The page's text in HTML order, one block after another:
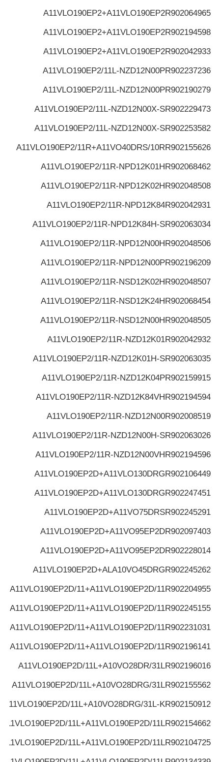
R902064965
A11VLO190EP2+A11VLO190EP2
R902194598
A11VLO190EP2+A11VLO190EP2
R902042933
A11VLO190EP2+A11VLO190EP2
R902237236
A11VLO190EP2/11L-NZD12N00P
R902190279
A11VLO190EP2/11L-NZD12N00P
R902229473
A11VLO190EP2/11L-NZD12N00X-S
R902253582
A11VLO190EP2/11L-NZD12N00X-S
R902155626
A11VLO190EP2/11R+A11VO40DRS/10R
R902068462
A11VLO190EP2/11R-NPD12K01H
R902048508
A11VLO190EP2/11R-NPD12K02H
R902042931
A11VLO190EP2/11R-NPD12K84
R902063034
A11VLO190EP2/11R-NPD12K84H-S
R902048506
A11VLO190EP2/11R-NPD12N00H
R902196209
A11VLO190EP2/11R-NPD12N00P
R902048507
A11VLO190EP2/11R-NSD12K02H
R902068454
A11VLO190EP2/11R-NSD12K24H
R902048505
A11VLO190EP2/11R-NSD12N00H
R902042932
A11VLO190EP2/11R-NZD12K01
R902063035
A11VLO190EP2/11R-NZD12K01H-S
R902159915
A11VLO190EP2/11R-NZD12K04P
R902194594
A11VLO190EP2/11R-NZD12K84VH
R902008519
A11VLO190EP2/11R-NZD12N00
R902063026
A11VLO190EP2/11R-NZD12N00H-S
R902194596
A11VLO190EP2/11R-NZD12N00VH
R902106449
A11VLO190EP2D+A11VLO130DRG
R902247451
A11VLO190EP2D+A11VLO130DRG
R902245291
A11VLO190EP2D+A11VO75DRS
R902097403
A11VLO190EP2D+A11VO95EP2D
R902228014
A11VLO190EP2D+A11VO95EP2D
R902245262
A11VLO190EP2D+ALA10VO45DRG
R902204955
A11VLO190EP2D/11+A11VLO190EP2D/11
R902245155
A11VLO190EP2D/11+A11VLO190EP2D/11
R902231031
A11VLO190EP2D/11+A11VLO190EP2D/11
R902196141
A11VLO190EP2D/11+A11VLO190EP2D/11
R902196016
A11VLO190EP2D/11L+A10VO28DR/31L
R902155562
A11VLO190EP2D/11L+A10VO28DRG/31L
R902150912
A11VLO190EP2D/11L+A10VO28DRG/31L-K
R902154662
A11VLO190EP2D/11L+A11VLO190EP2D/11L
R902104725
A11VLO190EP2D/11L+A11VLO190EP2D/11L